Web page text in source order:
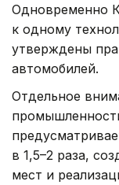
Одновременно
к одному
утверждены
автомобилей.
Отдельное
в 1,5–2 раза,
мест и